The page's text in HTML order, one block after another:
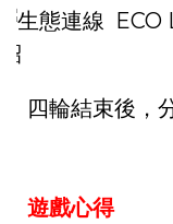
四輪結束後，
遊戲心得